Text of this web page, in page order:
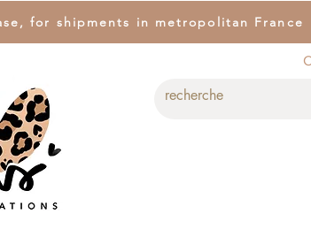
for shipments in metropolitan France